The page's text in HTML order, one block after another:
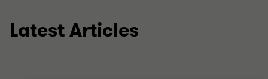
Latest Articles